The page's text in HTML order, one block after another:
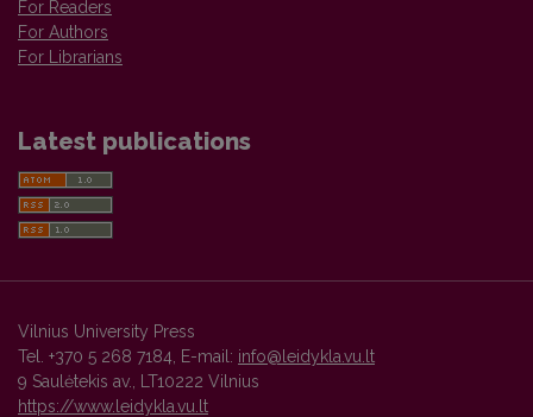
For Readers
For Authors
For Librarians
Latest publications
Vilnius University Press
Tel. +370 5 268 7184, E-mail: info@leidykla.vu.lt
9 Saulėtekis av., LT10222 Vilnius
https://www.leidykla.vu.lt